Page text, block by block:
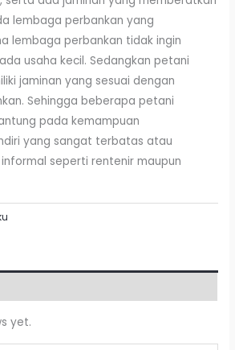
lembaga perbankan yang
lembaga perbankan tidak ingin
usaha kecil. Sedangkan petani
jaminan yang sesuai dengan
Sehingga beberapa petani
pada kemampuan
yang sangat terbatas atau
seperti rentenir maupun
yet.